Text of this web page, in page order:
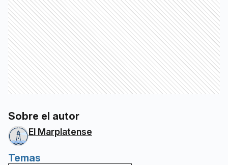
Sobre el autor
El Marplatense
Temas